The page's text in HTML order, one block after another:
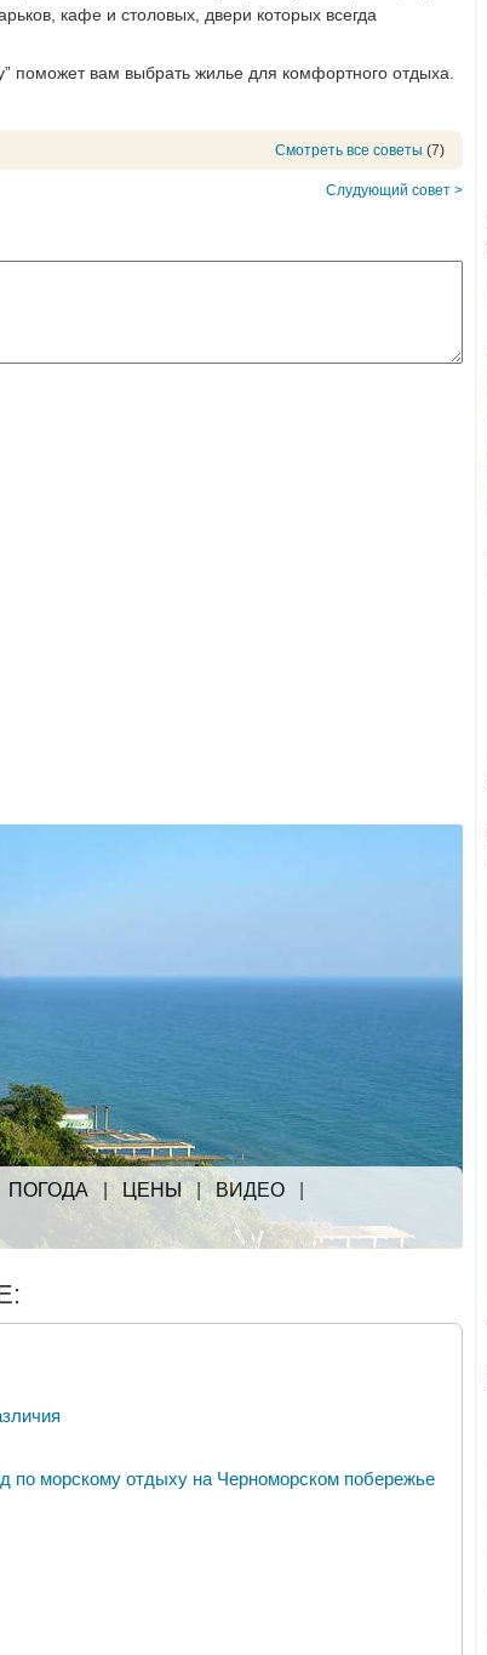
кафе и столовых, двери которых всегда
поможет вам выбрать жилье для комфортного отдыха.
Смотреть все советы (7)
Слудующий совет >
ПОГОДА | ЦЕНЫ|ВИДЕО
морскому отдыху на Черноморском побережье